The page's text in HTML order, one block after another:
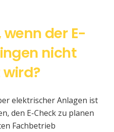
der E-
nicht
elektrischer Anlagen ist
den E-Check zu planen
Fachbetrieb